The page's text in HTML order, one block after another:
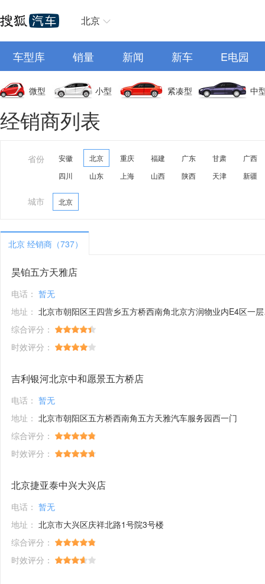
北京
车型库 销量 新闻 新车 E电园
微型 小型 紧凑型 中
经销商列表
省份 安徽 北京 重庆 福建 广东 甘肃
广西
四川
山东 上海 山西 陕西 天津 新疆
城市 北京
北京 经销商（737）
昊铂五方天雅店
电话： 暂无
地址： 北京市朝阳区王四营乡五方桥西南角北京方润物业内E4区一层56、58号
综合评分：
时效评分：
吉利银河北京中和愿景五方桥店
电话： 暂无
地址： 北京市朝阳区五方桥西南角五方天雅汽车服务园西一门
综合评分：
时效评分：
北京捷亚泰中兴大兴店
电话： 暂无
地址： 北京市大兴区庆祥北路1号院3号楼
综合评分：
时效评分：